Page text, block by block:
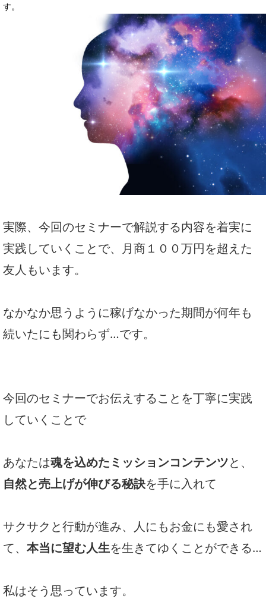
す。
実際、今回のセミナーで解説する内容を着実に
実践していくことで、月商１００万円を超えた
友人もいます。
なかなか思うように稼げなかった期間が何年も
続いたにも関わらず…です。
今回のセミナーでお伝えすることを丁寧に実践
していくことで
あなたは魂を込めたミッションコンテンツと、
自然と売上げが伸びる秘訣を手に入れて
サクサクと行動が進み、人にもお金にも愛され
て、 本当に望む人生を生きてゆくことができる…
私はそう思っています。